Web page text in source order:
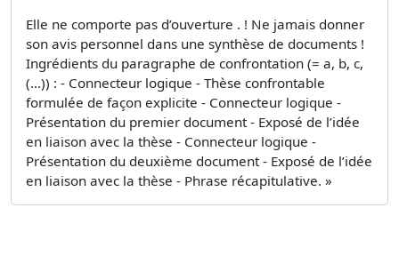
Elle ne comporte pas d’ouverture . ! Ne jamais donner
son avis personnel dans une synthèse de documents !
Ingrédients du paragraphe de confrontation (= a, b, c,
(…)) : - Connecteur logique - Thèse confrontable
formulée de façon explicite - Connecteur logique -
Présentation du premier document - Exposé de l’idée
en liaison avec la thèse - Connecteur logique -
Présentation du deuxième document - Exposé de l’idée
en liaison avec la thèse - Phrase récapitulative. »